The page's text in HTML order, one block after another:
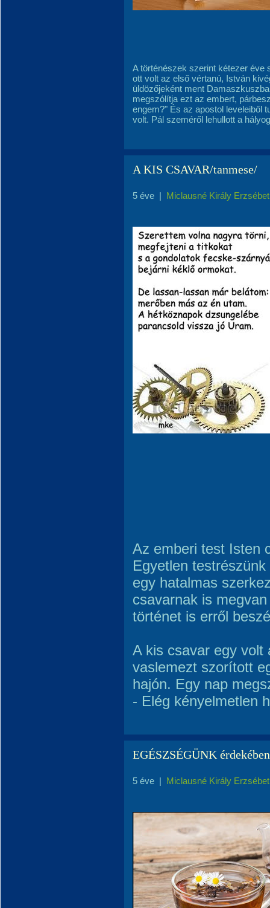
A történészek szerint kétezer éve
ott volt az első vértanú, István
üldözőjeként ment
megszólítja ezt az embert,
engem?" És az apostol leveleiből
volt. Pál szeméről lehullott a
A KIS CSAVAR/tanmese/
5 éve | Miclausné Király Erzsébet
Az emberi test Isten
Egyetlen
egy hatalmas
csavarnak is
történet is erről
A kis csavar egy volt
vaslemezt szorított
hajón. Egy nap
- Elég kényelmetlen
EGÉSZSÉGÜNK
5 éve | Miclausné Király Erzsébet